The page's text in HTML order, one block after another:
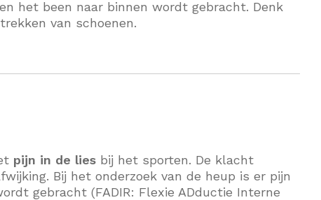
het been naar binnen wordt gebracht. Denk
van schoenen.
pijn in de lies bij het sporten. De klacht
Bij het onderzoek van de heup is er pijn
gebracht (FADIR: Flexie ADductie Interne